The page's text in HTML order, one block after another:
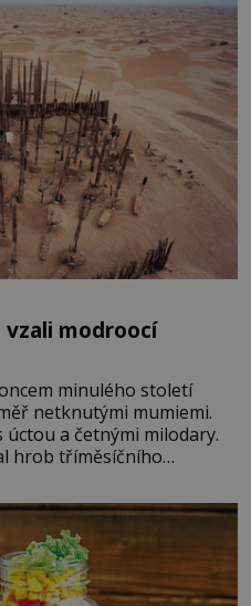
vzali modroocí
minulého století
netknutými mumiemi.
a četnými milodary.
hrob tříměsíčního
zdejším klimatickým
písky a extrémně